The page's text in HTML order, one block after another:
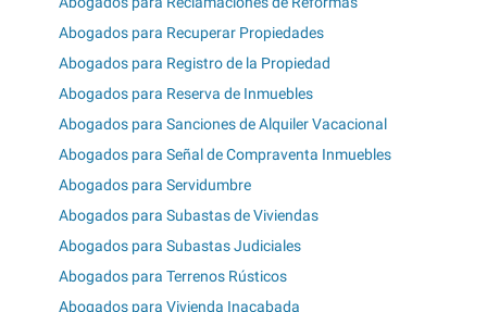
Abogados para Recuperar Propiedades
Abogados para Registro de la Propiedad
Abogados para Reserva de Inmuebles
Abogados para Sanciones de Alquiler Vacacional
Abogados para Señal de Compraventa Inmuebles
Abogados para Servidumbre
Abogados para Subastas de Viviendas
Abogados para Subastas Judiciales
Abogados para Terrenos Rústicos
Abogados para Vivienda Inacabada